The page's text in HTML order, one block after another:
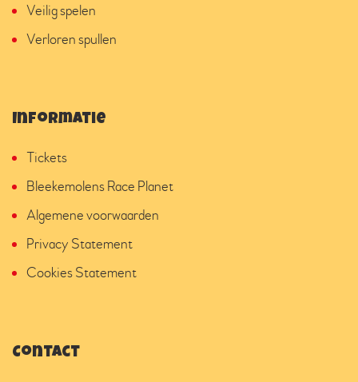
Veilig spelen
Verloren spullen
Informatie
Tickets
Bleekemolens Race Planet
Algemene voorwaarden
Privacy Statement
Cookies Statement
Contact